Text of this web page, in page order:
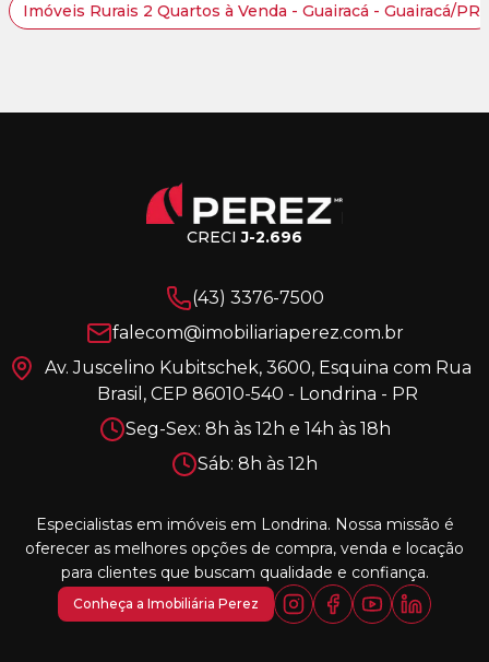
Imóveis Rurais 2 Quartos à Venda - Guairacá - Guairacá/PR
CRECIJ-2.696
(43) 3376-7500
falecom@imobiliariaperez.com.br
Av. Juscelino Kubitschek, 3600, Esquina com Rua
Brasil, CEP 86010-540 - Londrina - PR
Seg-Sex: 8h às 12h e 14h às 18h
Sáb: 8h às 12h
Especialistas em imóveis em Londrina. Nossa missão é
oferecer as melhores opções de compra, venda e locação
para clientes que buscam qualidade e confiança.
Conheça a Imobiliária Perez